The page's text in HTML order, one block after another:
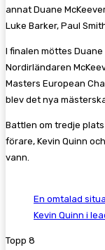
annat Duane
Luke Barker, Paul
I finalen möttes Duane
Nordirländaren
Masters European
blev det nya
Battlen om tredje
förare, Kevin Quinn
vann.
En omtalad
Kevin Quinn i
Topp 8